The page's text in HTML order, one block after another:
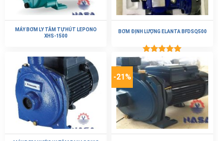
MÁY BƠM LY TÂM TỰ HÚT LEPONO
XHS-1500
BƠM ĐỊNH LƯỢNG ELANTA BFDSQ500
Được xếp
hạng5.00
5 sao
-21%